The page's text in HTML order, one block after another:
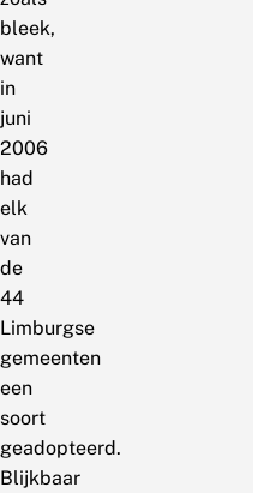
bleek,
want
in
juni
2006
had
elk
van
de
44
Limburgse
gemeenten
een
soort
geadopteerd.
Blijkbaar